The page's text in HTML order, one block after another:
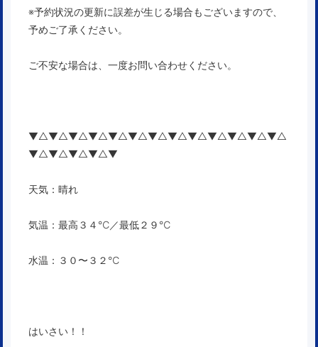
※予約状況の更新に誤差が生じる場合もございますので、
予めご了承ください。
ご不安な場合は、一度お問い合わせください。
▼△▼△▼△▼△▼△▼△▼△▼△▼△▼△▼△▼△▼△
▼△▼△▼△▼△▼
天気：晴れ
気温：最高３４℃／最低２９℃
水温：３０〜３２℃
はいさい！！